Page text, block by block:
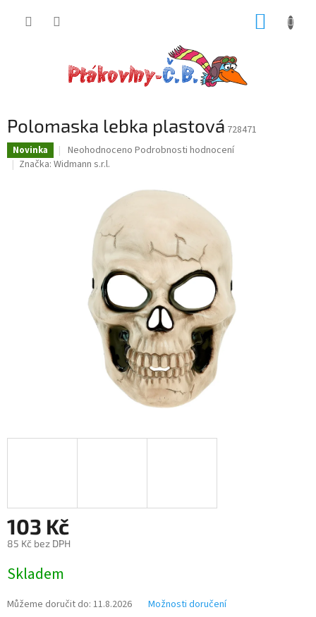
Polomaska lebka plastová 728471
Novinka
Průměrné
hodnocení
hvězdiček.
Neohodnoceno Podrobnosti hodnocení
Značka: Widmann s.r.l.
103 Kč
85 Kč bez DPH
cena:
Skladem
Můžeme doručit do: 11.8.2026 Možnosti doručení